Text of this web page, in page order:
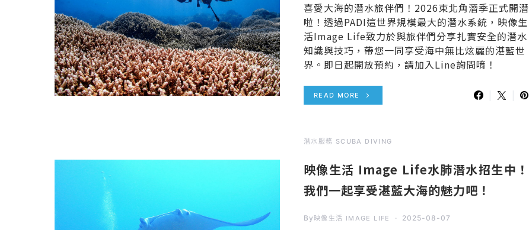
喜愛大海的潛水旅伴們！2026東北角潛季正式開潛
啦！透過PADI這世界規模最大的潛水系統，映像生
活Image Life致力於與旅伴們分享扎實安全的潛水
知識與技巧，帶您一同享受海中無比炫麗的湛藍世
界。即日起開放預約，請加入Line詢問唷！
READ MORE
潛水服務 SCUBA DIVING
映像生活 Image Life水肺潛水招生中！
我們一起享受湛藍大海的魅力吧！
By 映像生活 IMAGE LIFE 2025-08-07